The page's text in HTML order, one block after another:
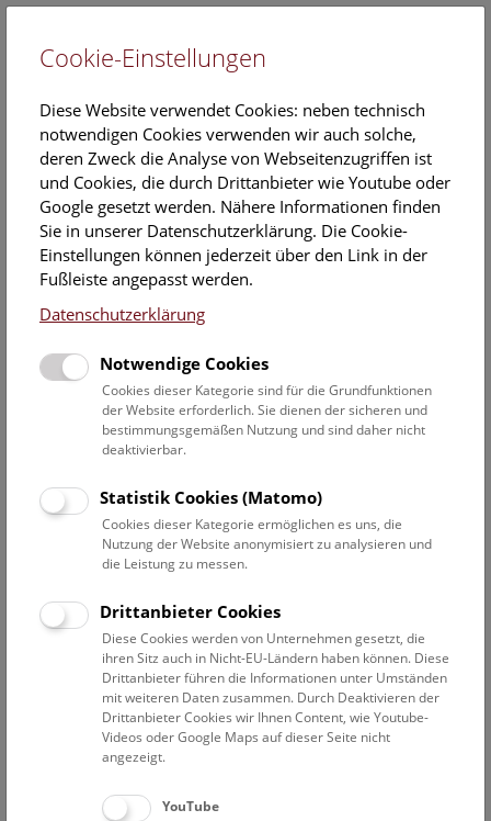
EN
Veranstaltungskalender
Informationen zu Gruppen,- Kindergarten- und
Schulprogrammen finden Siehier
Datumsfilter
27.8.2019
Datum auswählen
Erweiterte Suche
Filter zurücksetzen
27. August 2019
Bisher keine Ergebnisse. Dienstags ist das NHM Wien
in der Regel geschlossen. Ausnahmen finden sie
Cookie-Einstellungen
Diese Website verwendet Cookies: neben technisch
notwendigen Cookies verwenden wir auch solche,
deren Zweck die Analyse von Webseitenzugriffen ist
und Cookies, die durch Drittanbieter wie Youtube oder
Google gesetzt werden. Nähere Informationen finden
Sie in unserer Datenschutzerklärung. Die Cookie-
Einstellungen können jederzeit über den Link in der
Fußleiste angepasst werden.
Datenschutzerklärung
Notwendige Cookies
Cookies dieser Kategorie sind für die Grundfunktionen
der Website erforderlich. Sie dienen der sicheren und
bestimmungsgemäßen Nutzung und sind daher nicht
deaktivierbar.
Statistik Cookies (Matomo)
Cookies dieser Kategorie ermöglichen es uns, die
Nutzung der Website anonymisiert zu analysieren und
die Leistung zu messen.
Drittanbieter Cookies
Diese Cookies werden von Unternehmen gesetzt, die
ihren Sitz auch in Nicht-EU-Ländern haben können. Diese
Drittanbieter führen die Informationen unter Umständen
mit weiteren Daten zusammen. Durch Deaktivieren der
Drittanbieter Cookies wir Ihnen Content, wie Youtube-
Videos oder Google Maps auf dieser Seite nicht
angezeigt.
YouTube